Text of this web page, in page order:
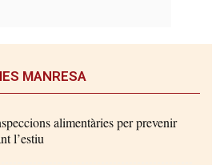
MANRESA
alimentàries per prevenir
l’estiu